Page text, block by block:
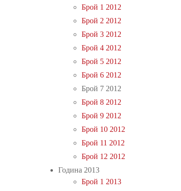
Брой 1 2012
Брой 2 2012
Брой 3 2012
Брой 4 2012
Брой 5 2012
Брой 6 2012
Брой 7 2012
Брой 8 2012
Брой 9 2012
Брой 10 2012
Брой 11 2012
Брой 12 2012
Година 2013
Брой 1 2013